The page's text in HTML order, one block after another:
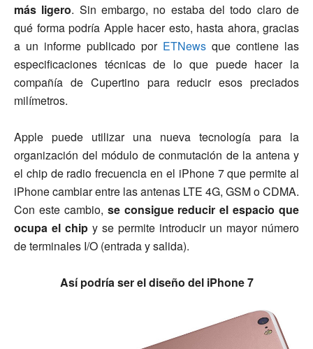
más ligero. Sin embargo, no estaba del todo claro de
qué forma podría Apple hacer esto, hasta ahora, gracias
a un informe publicado por ETNews que contiene las
especificaciones técnicas de lo que puede hacer la
compañía de Cupertino para reducir esos preciados
milímetros.
Apple puede utilizar una nueva tecnología para la
organización del módulo de conmutación de la antena y
el chip de radio frecuencia en el iPhone 7 que permite al
iPhone cambiar entre las antenas LTE 4G, GSM o CDMA.
Con este cambio, se consigue reducir el espacio que
ocupa el chip y se permite introducir un mayor número
de terminales I/O (entrada y salida).
Así podría ser el diseño del iPhone 7